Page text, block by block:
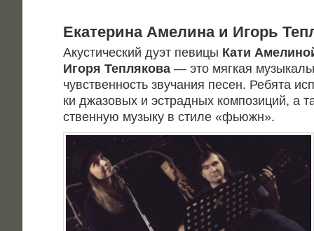
Ека­те­ри­на Аме­ли­на и Игорь
Аку­сти­че­ский дуэт певи­цы Кати
Иго­ря Теп­ля­ко­ва — это мяг­кая
чув­ствен­ность зву­ча­ния песен. Ребя­та
ки джа­зо­вых и эст­рад­ных ком­по­зи­ций, а
ствен­ную музы­ку в сти­ле «фьюжн».